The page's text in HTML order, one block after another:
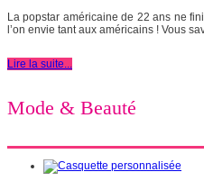
La popstar américaine de 22 ans ne
l’on envie tant aux américains ! Vous
Lire la suite...
Mode & Beauté